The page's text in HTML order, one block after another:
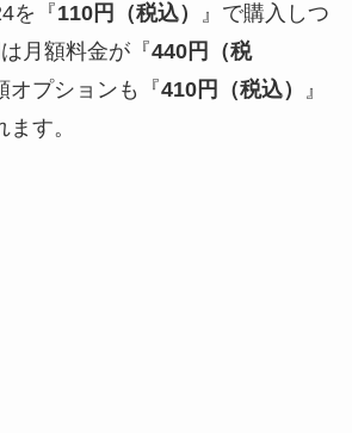
を『110円（税込）
』で購入しつ
月額料金が『440円（税
オプションも『410円（税込）
』
す。